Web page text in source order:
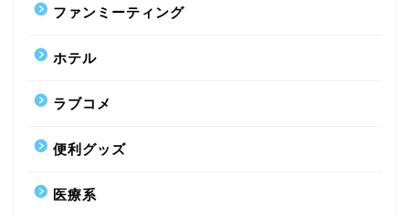
ファンミーティング
ホテル
ラブコメ
便利グッズ
医療系